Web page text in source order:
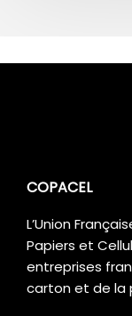
COPACEL
L’Union
Papiers et
entreprises
carton et de la